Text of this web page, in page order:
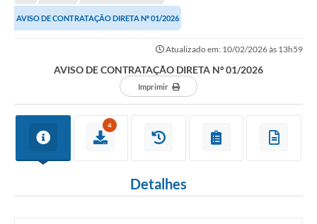
AVISO DE CONTRATAÇÃO DIRETA Nº 01/2026
Atualizado em: 10/02/2026 às 13h59
AVISO DE CONTRATAÇÃO DIRETA Nº 01/2026
Imprimir
4
Detalhes